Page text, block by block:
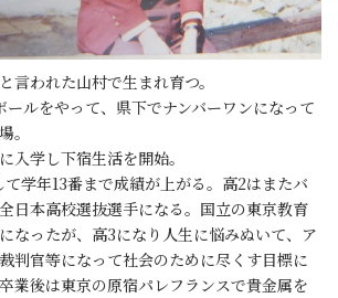
言われた山村で生まれ育つ。
ールをやって、県下でナンバーワンになって
。
入学し下宿生活を開始。
て学年13番まで成績が上がる。高2はまたバ
日本高校選抜選手になる。国立の東京教育
なったが、高3になり人生に悩みぬいて、ア
判官等になって社会のために尽くす目標に
業後は東京の原宿パレフランスで貴金属を